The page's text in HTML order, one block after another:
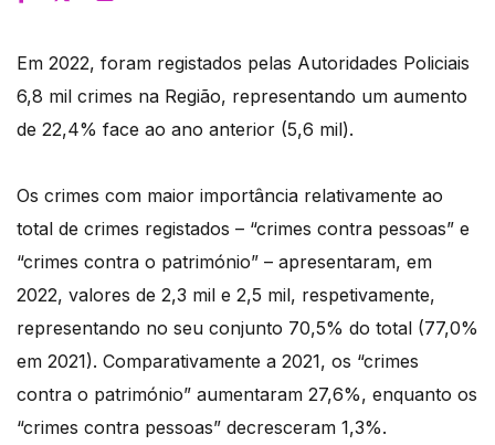
Em 2022, foram registados pelas Autoridades Policiais
6,8 mil crimes na Região, representando um aumento
de 22,4% face ao ano anterior (5,6 mil).
Os crimes com maior importância relativamente ao
total de crimes registados – “crimes contra pessoas” e
“crimes contra o património” – apresentaram, em
2022, valores de 2,3 mil e 2,5 mil, respetivamente,
representando no seu conjunto 70,5% do total (77,0%
em 2021). Comparativamente a 2021, os “crimes
contra o património” aumentaram 27,6%, enquanto os
“crimes contra pessoas” decresceram 1,3%.